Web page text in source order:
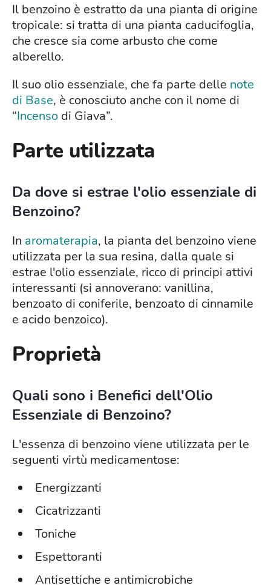
Il benzoino è estratto da una pianta di origine
tropicale: si tratta di una pianta caducifoglia,
che cresce sia come arbusto che come
alberello.
Il suo olio essenziale, che fa parte delle note
di Base, è conosciuto anche con il nome di
“Incenso di Giava”.
Parte utilizzata
Da dove si estrae l'olio essenziale di
Benzoino?
In aromaterapia, la pianta del benzoino viene
utilizzata per la sua resina, dalla quale si
estrae l'olio essenziale, ricco di principi attivi
interessanti (si annoverano: vanillina,
benzoato di coniferile, benzoato di cinnamile
e acido benzoico).
Proprietà
Quali sono i Benefici dell'Olio
Essenziale di Benzoino?
L'essenza di benzoino viene utilizzata per le
seguenti virtù medicamentose:
Energizzanti
Cicatrizzanti
Toniche
Espettoranti
Antisettiche e antimicrobiche